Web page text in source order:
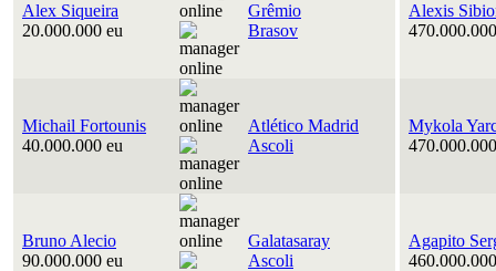
Alex Siqueira
20.000.000 eu
Grêmio
Brasov
Alexis
Michail Fortounis
40.000.000 eu
Atlético Madrid
Ascoli
Mykola
Bruno Alecio
90.000.000 eu
Galatasaray
Ascoli
Agapito